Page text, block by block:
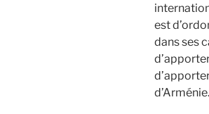
est
dans ses
d’Arménie.